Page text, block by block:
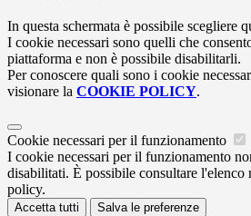
In questa schermata è possibile scegliere
I cookie necessari sono quelli che
piattaforma e non è possibile disabilitarli.
Per conoscere quali sono i cookie
visionare la COOKIE POLICY.
Cookie necessari per il funzionamento
I cookie necessari per il funzionamento
disabilitati. È possibile consultare l'elenco
policy.
Accetta tutti Salva le preferenze